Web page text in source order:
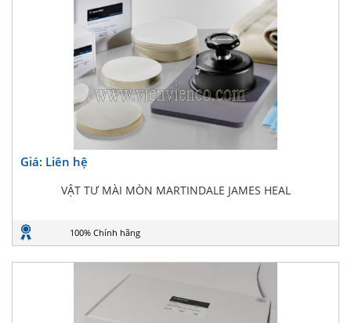
Giá: Liên hệ
VẬT TƯ MÀI MÒN MARTINDALE JAMES HEAL
100% Chính hãng